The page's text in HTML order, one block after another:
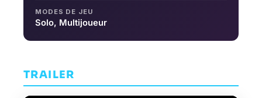
MODES DE JEU
Solo, Multijoueur
TRAILER